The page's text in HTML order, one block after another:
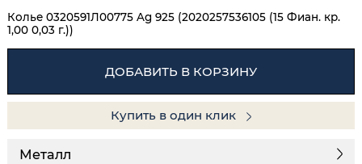
Колье 0320591Л00775 Ag 925 (2020257536105 (15 Фиан. кр.
1,00 0,03 г.))
ДОБАВИТЬ В КОРЗИНУ
Купить в один клик
Металл